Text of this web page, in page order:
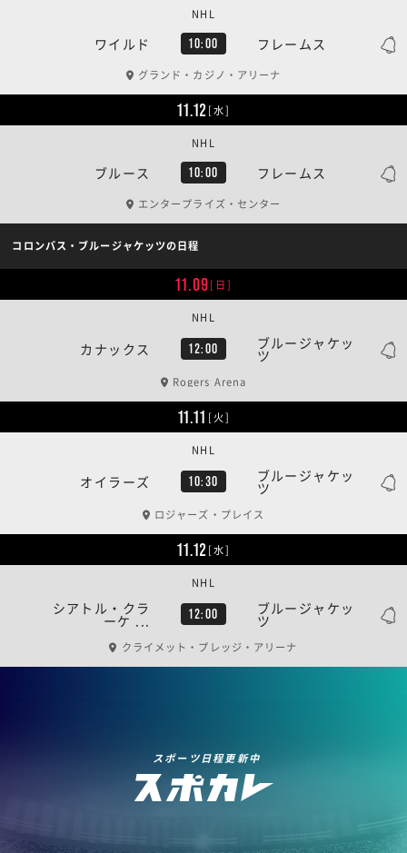
ワイルド 10:00 フレームス
NHL
グランド・カジノ・アリーナ
11.12[水]
ブルース 10:00 フレームス
NHL
エンタープライズ・センター
コロンバス・ブルージャケッツの日程
11.09[日]
カナックス 12:00 ブルージャケッ
ツ
NHL
Rogers Arena
11.11 [火]
オイラーズ 10:30 ブルージャケッ
ツ
NHL
ロジャーズ・プレイス
11.12[水]
シアトル・クラ
ーケ ... 12:00 ブルージャケッ
ツ
NHL
クライメット・プレッジ・アリーナ
スポーツ日程更新中